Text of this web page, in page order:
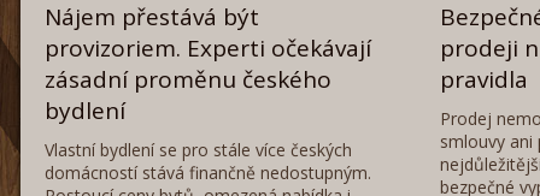
Nájem přestává být
provizoriem. Experti očekávají
zásadní proměnu českého
bydlení
Vlastní bydlení se pro stále více českých
domácností stává finančně nedostupným.
prodeji
pravidla
Prodej
smlouvy ani
bezpečné